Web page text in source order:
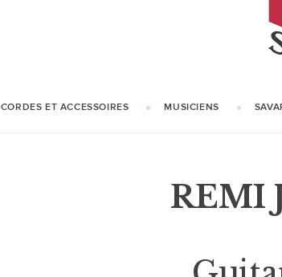
CORDES ET ACCESSOIRES MUSICIENS
REMI